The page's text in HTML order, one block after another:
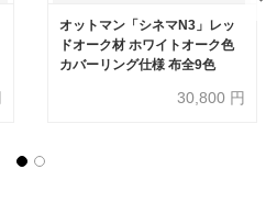
オットマン「シネマN3」レッ
ドオーク材 ホワイトオーク色
カバーリング仕様 布全9色
30,800 円